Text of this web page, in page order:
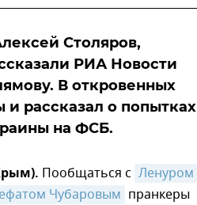
Столяров,
РИА Новости
В откровенных
и рассказал о попытках
на ФСБ.
Пообщаться с Ленуром
Чубаровым пранкеры